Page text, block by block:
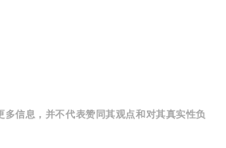
信息，并不代表赞同其观点和对其真实性负